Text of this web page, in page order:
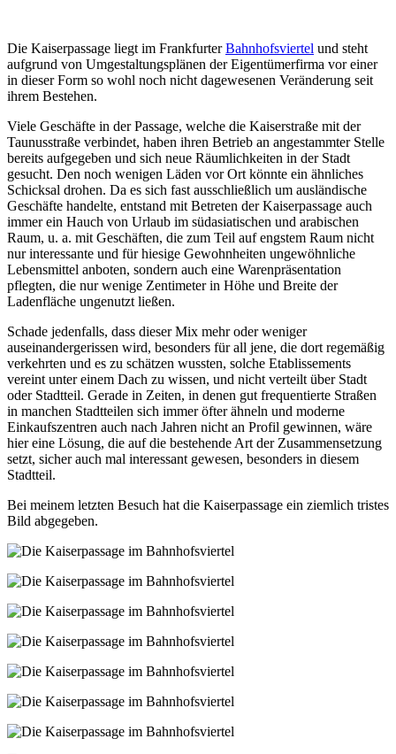
Die Kaiserpassage liegt im FrankfurterBahnhofsviertel und steht
aufgrund von Umgestaltungsplänen der Eigentümerfirma vor einer
in dieser Form so wohl noch nicht dagewesenen Veränderung seit
ihrem Bestehen.
Viele Geschäfte in der Passage, welche die Kaiserstraße mit der
Taunusstraße verbindet, haben ihren Betrieb an angestammter Stelle
bereits aufgegeben und sich neue Räumlichkeiten in der Stadt
gesucht. Den noch wenigen Läden vor Ort könnte ein ähnliches
Schicksal drohen. Da es sich fast ausschließlich um ausländische
Geschäfte handelte, entstand mit Betreten der Kaiserpassage auch
immer ein Hauch von Urlaub im südasiatischen und arabischen
Raum, u. a. mit Geschäften, die zum Teil auf engstem Raum nicht
nur interessante und für hiesige Gewohnheiten ungewöhnliche
Lebensmittel anboten, sondern auch eine Warenpräsentation
pflegten, die nur wenige Zentimeter in Höhe und Breite der
Ladenfläche ungenutzt ließen.
Schade jedenfalls, dass dieser Mix mehr oder weniger
auseinandergerissen wird, besonders für all jene, die dort regemäßig
verkehrten und es zu schätzen wussten, solche Etablissements
vereint unter einem Dach zu wissen, und nicht verteilt über Stadt
oder Stadtteil. Gerade in Zeiten, in denen gut frequentierte Straßen
in manchen Stadtteilen sich immer öfter ähneln und moderne
Einkaufszentren auch nach Jahren nicht an Profil gewinnen, wäre
hier eine Lösung, die auf die bestehende Art der Zusammensetzung
setzt, sicher auch mal interessant gewesen, besonders in diesem
Stadtteil.
Bei meinem letzten Besuch hat die Kaiserpassage ein ziemlich tristes
Bild abgegeben.